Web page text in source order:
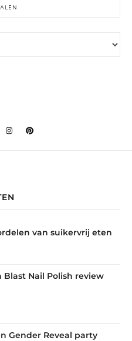
van suikervrij eten
Blast Nail Polish review
Gender Reveal party